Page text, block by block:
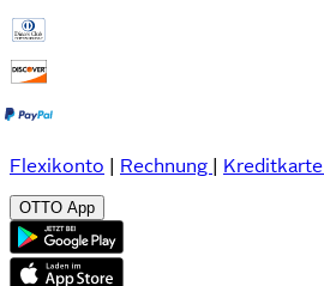
Flexikonto Rechnung Kreditkarte
OTTO App